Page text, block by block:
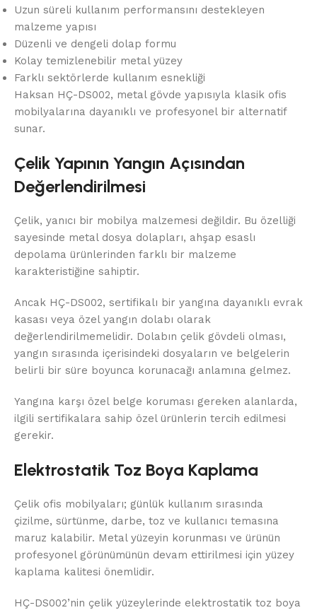
Uzun süreli kullanım performansını destekleyen
malzeme yapısı
Düzenli ve dengeli dolap formu
Kolay temizlenebilir metal yüzey
Farklı sektörlerde kullanım esnekliği
Haksan HÇ-DS002, metal gövde yapısıyla klasik ofis
mobilyalarına dayanıklı ve profesyonel bir alternatif
sunar.
Çelik Yapının Yangın Açısından
Değerlendirilmesi
Çelik, yanıcı bir mobilya malzemesi değildir. Bu özelliği
sayesinde metal dosya dolapları, ahşap esaslı
depolama ürünlerinden farklı bir malzeme
karakteristiğine sahiptir.
Ancak HÇ-DS002, sertifikalı bir yangına dayanıklı evrak
kasası veya özel yangın dolabı olarak
değerlendirilmemelidir. Dolabın çelik gövdeli olması,
yangın sırasında içerisindeki dosyaların ve belgelerin
belirli bir süre boyunca korunacağı anlamına gelmez.
Yangına karşı özel belge koruması gereken alanlarda,
ilgili sertifikalara sahip özel ürünlerin tercih edilmesi
gerekir.
Elektrostatik Toz Boya Kaplama
Çelik ofis mobilyaları; günlük kullanım sırasında
çizilme, sürtünme, darbe, toz ve kullanıcı temasına
maruz kalabilir. Metal yüzeyin korunması ve ürünün
profesyonel görünümünün devam ettirilmesi için yüzey
kaplama kalitesi önemlidir.
HÇ-DS002’nin çelik yüzeylerinde elektrostatik toz boya